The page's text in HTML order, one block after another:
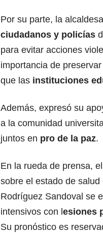
Por su parte, la
ciudadanos y policías
para evitar acciones
importancia de
que las instituciones
Además, expresó su
a la comunidad
juntos en pro de la paz.
En la rueda de prensa,
sobre el estado de
Rodríguez Sandoval se
intensivos con l esiones
Su pronóstico es